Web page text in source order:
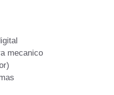
mecanico